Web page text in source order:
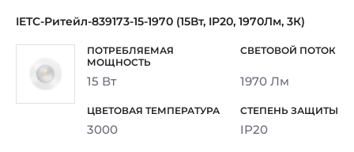
IETC-Ритейл-839173-15-1970 (15Вт, IP20, 1970Лм, 3К)
15 Вт 1970 Лм
3000 IP20